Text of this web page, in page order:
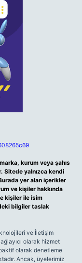
kurum veya şahıs
Sitede yalnızca kendi
yer alan içerikler
ve kişiler hakkında
kişiler ile isim
bilgiler taslak
ve İletişim
olarak hizmet
olarak denetleme
Ancak, üyelerimiz